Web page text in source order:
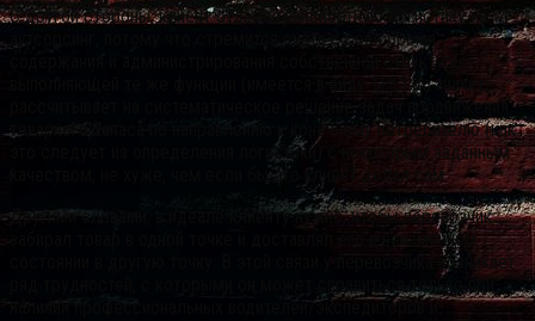
С другой стороны, клиент отдает транспортную логистику на
аутсорсинг, потому что стремится снять с себя бремя
содержания и администрирования собственной структуры,
выполняющей те же функции (имеется в виду 1PL). А, значит,
рассчитывает на систематическое решение задач продвижения
товарного запаса по направлению к конечному потребителю (как
это следует из определения логистики) с некоторым заданным
качеством, не хуже, чем если бы это клиент делал сам.
Другими словами, в идеале клиенту нужно, чтобы перевозчик
забирал товар в одной точке и доставлял его в неизменном
состоянии в другую точку. В этой связи у перевозчика возникает
ряд трудностей, с которыми он может справиться только при
наличии профессиональных водителей/экспедиторов и